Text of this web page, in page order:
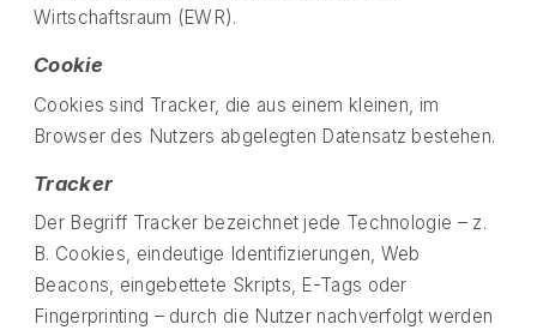
Wirtschaftsraum (EWR).
Cookie
Cookies sind Tracker, die aus einem kleinen, im
Browser des Nutzers abgelegten Datensatz bestehen.
Tracker
Der Begriff Tracker bezeichnet jede Technologie – z.
B. Cookies, eindeutige Identifizierungen, Web
Beacons, eingebettete Skripts, E-Tags oder
Fingerprinting – durch die Nutzer nachverfolgt werden